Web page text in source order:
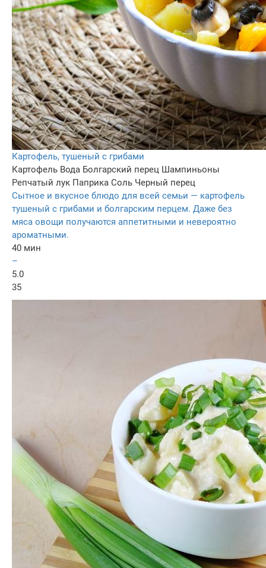
Картофель, тушеный с грибами
Картофель Вода Болгарский перец Шампиньоны
Репчатый лук Паприка Соль Черный перец
Сытное и вкусное блюдо для всей семьи — картофель
тушеный с грибами и болгарским перцем. Даже без
мяса овощи получаются аппетитными и невероятно
ароматными.
40 мин
–
5.0
35